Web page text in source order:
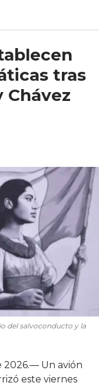
tras
Chávez
del salvoconducto y la
2026.— Un avión
este viernes